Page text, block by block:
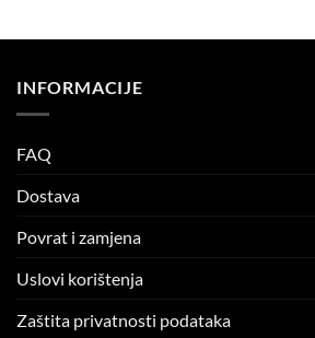
INFORMACIJE
FAQ
Dostava
Povrat i zamjena
Uslovi korištenja
Zaštita privatnosti podataka